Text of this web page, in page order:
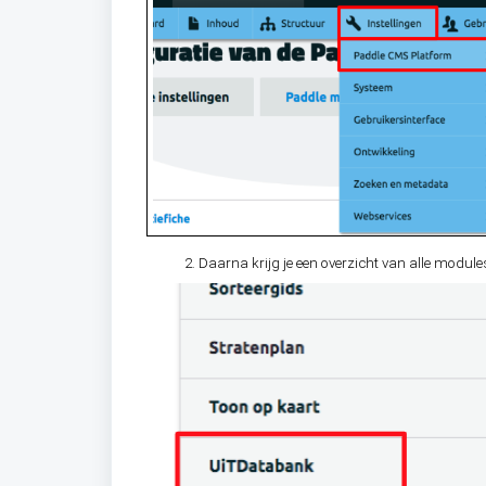
Daarna krijg je een overzicht van alle